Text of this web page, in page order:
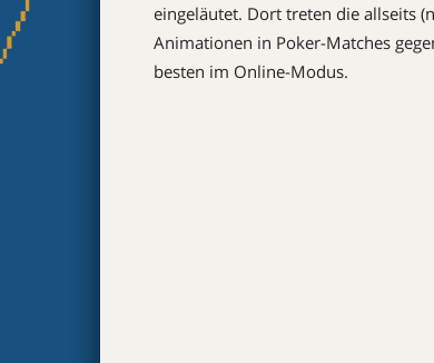
eingeläutet. Dort treten die allseits
Animationen in Poker-Matches
besten im Online-Modus.